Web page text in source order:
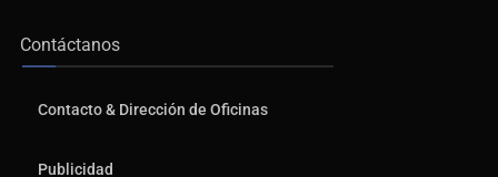
Contáctanos
Contacto & Dirección de Oficinas
Publicidad